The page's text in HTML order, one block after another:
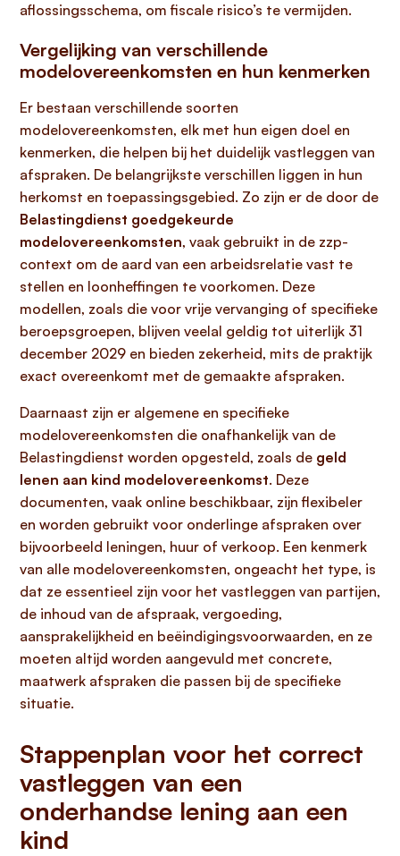
aflossingsschema, om fiscale risico’s te vermijden.
Vergelijking van verschillende
modelovereenkomsten en hun kenmerken
Er bestaan verschillende soorten
modelovereenkomsten, elk met hun eigen doel en
kenmerken, die helpen bij het duidelijk vastleggen van
afspraken. De belangrijkste verschillen liggen in hun
herkomst en toepassingsgebied. Zo zijn er de door de
Belastingdienst goedgekeurde
modelovereenkomsten, vaak gebruikt in de zzp-
context om de aard van een arbeidsrelatie vast te
stellen en loonheffingen te voorkomen. Deze
modellen, zoals die voor vrije vervanging of specifieke
beroepsgroepen, blijven veelal geldig tot uiterlijk 31
december 2029 en bieden zekerheid, mits de praktijk
exact overeenkomt met de gemaakte afspraken.
Daarnaast zijn er algemene en specifieke
modelovereenkomsten die onafhankelijk van de
Belastingdienst worden opgesteld, zoals de geld
lenen aan kind modelovereenkomst. Deze
documenten, vaak online beschikbaar, zijn flexibeler
en worden gebruikt voor onderlinge afspraken over
bijvoorbeeld leningen, huur of verkoop. Een kenmerk
van alle modelovereenkomsten, ongeacht het type, is
dat ze essentieel zijn voor het vastleggen van partijen,
de inhoud van de afspraak, vergoeding,
aansprakelijkheid en beëindigingsvoorwaarden, en ze
moeten altijd worden aangevuld met concrete,
maatwerk afspraken die passen bij de specifieke
situatie.
Stappenplan voor het correct
vastleggen van een
onderhandse lening aan een
kind